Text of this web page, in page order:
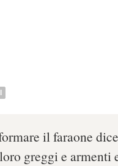
il faraone
greggi e armenti